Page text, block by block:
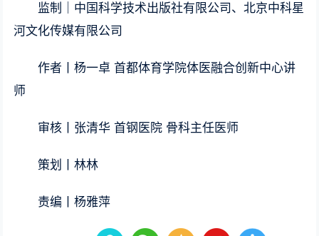
监制｜中国科学技术出版社有限公司、北京中科星
河文化传媒有限公司
作者丨杨一卓 首都体育学院体医融合创新中心讲
师
审核丨张清华 首钢医院 骨科主任医师
策划丨林林
责编丨杨雅萍